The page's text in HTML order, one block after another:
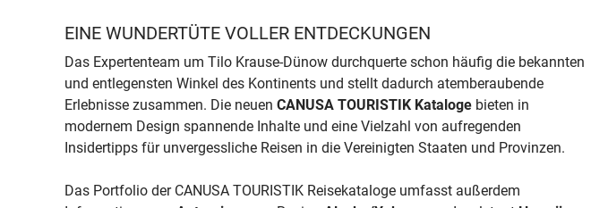
EINE WUNDERTÜTE VOLLER ENTDECKUNGEN
Das Expertenteam um Tilo Krause-Dünow durchquerte schon häufig die bekannten
und entlegensten Winkel des Kontinents und stellt dadurch atemberaubende
Erlebnisse zusammen. Die neuen CANUSA TOURISTIK Kataloge bieten in
modernem Design spannende Inhalte und eine Vielzahl von aufregenden
Insidertipps für unvergessliche Reisen in die Vereinigten Staaten und Provinzen.
Das Portfolio der CANUSA TOURISTIK Reisekataloge umfasst außerdem